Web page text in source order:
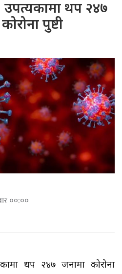
उपत्यकामा थप २४७
पुष्टी
००:००
थप २४७ जनामा कोरोना